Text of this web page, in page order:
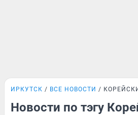
ИРКУТСК ВСЕ НОВОСТИ
Новости по тэгу